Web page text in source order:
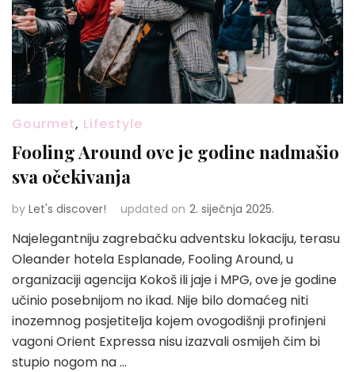
Gourmet, Lifestyle
Fooling Around ove je godine nadmašio
sva očekivanja
by Let's discover! updated on 2. siječnja 2025.
Najelegantniju zagrebačku adventsku lokaciju, terasu
Oleander hotela Esplanade, Fooling Around, u
organizaciji agencija Kokoš ili jaje i MPG, ove je godine
učinio posebnijom no ikad. Nije bilo domaćeg niti
inozemnog posjetitelja kojem ovogodišnji profinjeni
vagoni Orient Expressa nisu izazvali osmijeh čim bi
stupio nogom na …